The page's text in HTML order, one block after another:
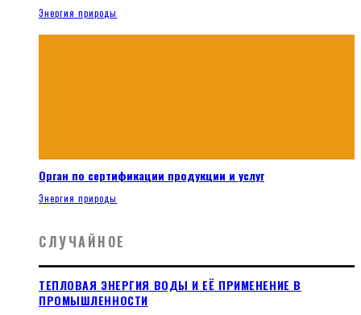
Энергия природы
Орган по сертификации продукции и услуг
Энергия природы
СЛУЧАЙНОЕ
ТЕПЛОВАЯ ЭНЕРГИЯ ВОДЫ И ЕЁ ПРИМЕНЕНИЕ В
ПРОМЫШЛЕННОСТИ